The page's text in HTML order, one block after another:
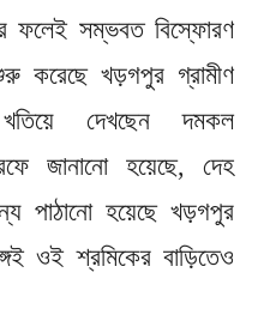
ফলেই সম্ভবত বিস্ফোরণ
করেছে খড়গপুর গ্রামীণ
দেখছেন দমকল
জানানো হয়েছে, দেহ
পাঠানো হয়েছে খড়গপুর
ওই শ্রমিকের বাড়িতেও